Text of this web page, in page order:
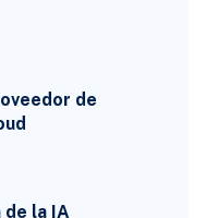
de
de la IA